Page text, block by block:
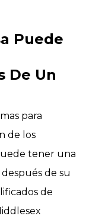
Puede
De Un
para
de los
tener una
de su
de